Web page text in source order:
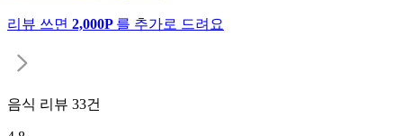
리뷰 쓰면 2,000P 를 추가로 드려요
음식 리뷰 33건